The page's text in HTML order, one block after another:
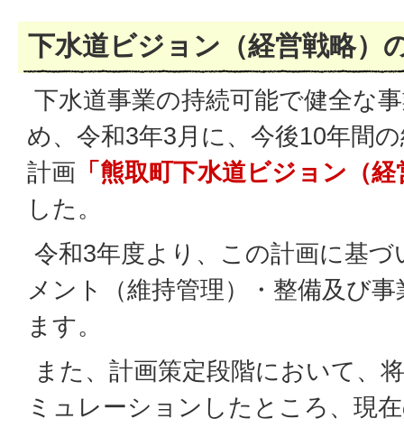
下水道ビジョン（経営戦略）
下水道事業の持続可能で健全な
め、令和3年3月に、今後10年間
計画 「熊取町下水道ビジョン（
した。
令和3年度より、この計画に基
メント（維持管理）・整備及び
ます。
また、計画策定段階において、
ミュレーションしたところ、現